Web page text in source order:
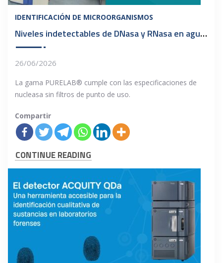
IDENTIFICACIÓN DE MICROORGANISMOS
Niveles indetectables de DNasa y RNasa en agua purificada
26/06/2026
La gama PURELAB® cumple con las especificaciones de
nucleasa sin filtros de punto de uso.
Compartir
CONTINUE READING